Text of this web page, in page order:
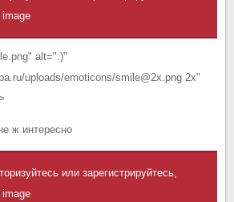
image
alt=":)"
uploads/emoticons/smile@2x.png 2x"
ж интересно
или зарегистрируйтесь,
image